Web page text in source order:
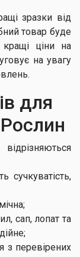
зразки від
товар буде
ціни на
на увагу
для
сучкуватість,
сап, лопат та
з перевірених